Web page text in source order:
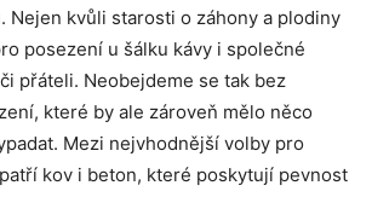
Nejen kvůli starosti o záhony a plodiny
posezení u šálku kávy i společné
přáteli. Neobejdeme se tak bez
které by ale zároveň mělo něco
Mezi nejvhodnější volby pro
kov i beton, které poskytují pevnost